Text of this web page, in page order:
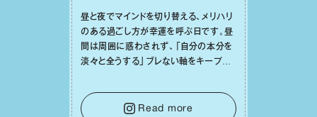
昼と夜でマインドを切り替える、メリハリ
のある過ごし⽅が幸運を呼ぶ⽇です。昼
間は周囲に惑わされず、「⾃分の本分を
淡々と全うする」ブレない軸をキープし
⾔葉に流されないよう、⼼にしっかりブ
レーキをかけること。この意識の切り替
Read more